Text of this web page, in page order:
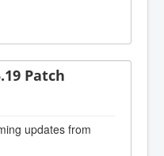
Patch
updates from